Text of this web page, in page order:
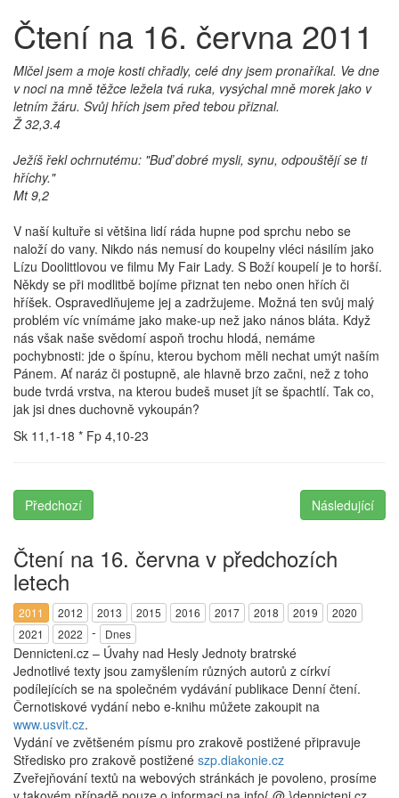
Čtení na 16. června 2011
Mlčel jsem a moje kosti chřadly, celé dny jsem pronaříkal. Ve dne
v noci na mně těžce ležela tvá ruka, vysýchal mně morek jako v
letním žáru. Svůj hřích jsem před tebou přiznal.
Ž 32,3.4
Ježíš řekl ochrnutému: "Buď dobré mysli, synu, odpouštějí se ti
hříchy."
Mt 9,2
V naší kultuře si většina lidí ráda hupne pod sprchu nebo se
naloží do vany. Nikdo nás nemusí do koupelny vléci násilím jako
Lízu Doolittlovou ve filmu My Fair Lady. S Boží koupelí je to horší.
Někdy se při modlitbě bojíme přiznat ten nebo onen hřích či
hříšek. Ospravedlňujeme jej a zadržujeme. Možná ten svůj malý
problém víc vnímáme jako make-up než jako nános bláta. Když
nás však naše svědomí aspoň trochu hlodá, nemáme
pochybnosti: jde o špínu, kterou bychom měli nechat umýt naším
Pánem. Ať naráz či postupně, ale hlavně brzo začni, než z toho
bude tvrdá vrstva, na kterou budeš muset jít se špachtlí. Tak co,
jak jsi dnes duchovně vykoupán?
Sk 11,1-18 * Fp 4,10-23
Předchozí Následující
Čtení na 16. června v předchozích
letech
2011 2012 2013 2015 2016 2017 2018 2019
2020
2021
2022 - Dnes
Dennicteni.cz – Úvahy nad Hesly Jednoty bratrské
Jednotlivé texty jsou zamyšlením různých autorů z církví
podílejících se na společném vydávání publikace Denní čtení.
Černotiskové vydání nebo e-knihu můžete zakoupit na
www.usvit.cz.
Vydání ve zvětšeném písmu pro zrakově postižené připravuje
Středisko pro zrakově postižené szp.diakonie.cz
Zveřejňování textů na webových stránkách je povoleno, prosíme